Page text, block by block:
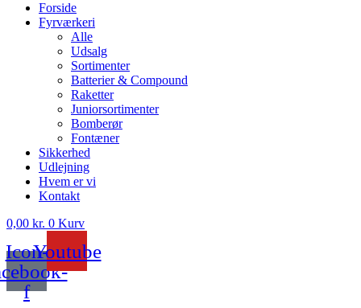
Forside
Fyrværkeri
Alle
Udsalg
Sortimenter
Batterier & Compound
Raketter
Juniorsortimenter
Bomberør
Fontæner
Sikkerhed
Udlejning
Hvem er vi
Kontakt
0,00 kr. 0 Kurv
Icon-
f
Youtube